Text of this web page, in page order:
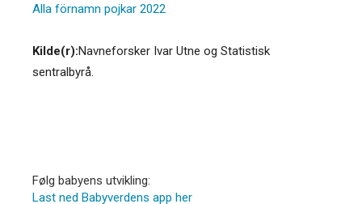
Alla förnamn pojkar 2022
Kilde(r):Navneforsker Ivar Utne og Statistisk
sentralbyrå.
Følg babyens utvikling:
Last ned Babyverdens app her